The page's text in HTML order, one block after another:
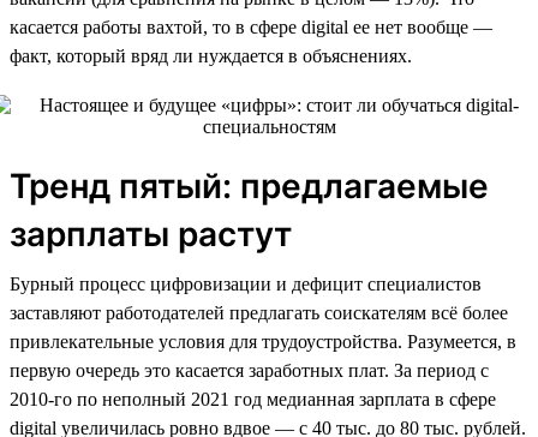
касается работы вахтой, то в сфере digital ее нет вообще —
факт, который вряд ли нуждается в объяснениях.
Тренд пятый: предлагаемые
зарплаты растут
Бурный процесс цифровизации и дефицит специалистов
заставляют работодателей предлагать соискателям всё более
привлекательные условия для трудоустройства. Разумеется, в
первую очередь это касается заработных плат. За период с
2010-го по неполный 2021 год медианная зарплата в сфере
digital увеличилась ровно вдвое — с 40 тыс. до 80 тыс. рублей.